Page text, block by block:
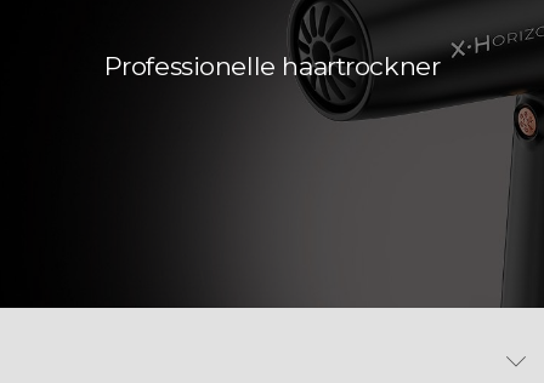
Professionelle haartrockner